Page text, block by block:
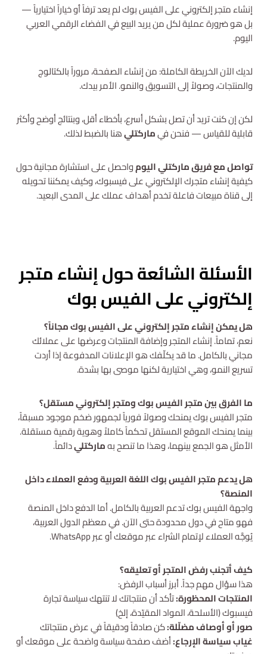
إنشاء متجر إلكتروني على الفيس بوك لم يعد ترفاً أو خياراً اختيارياً —
بل هو ضرورة عملية لكل من يريد البيع في الفضاء الرقمي العربي
اليوم.
لديك الآن الخريطة الكاملة: من إنشاء الصفحة، مروراً بالكتالوج
والمنتجات، وصولاً إلى التسويق والنمو. الأمر بيدك.
لكن إن كنت تريد أن تصل بشكل أسرع، بأخطاء أقل، وبنتائج أوضح وأكثر
قابلية للقياس — فنحن فيماركتليهنا بالضبط لذلك.
تواصل مع فريق ماركتلي اليومواحصل على استشارة مجانية حول
كيفية إنشاء متجرك الإلكتروني على فيسبوك، وكيف يمكننا تحويله
إلى قناة مبيعات فاعلة تخدم أهداف عملك على المدى البعيد.
الأسئلة الشائعة حول إنشاء متجر
إلكتروني على الفيس بوك
هل يمكن إنشاء متجر إلكتروني على الفيس بوك مجاناً؟
نعم، تماماً. إنشاء المتجر وإضافة المنتجات وعرضها على عملائك
مجاني بالكامل. ما قد يكلّفك هو الإعلانات المدفوعة إذا أردت
تسريع النمو، وهي اختيارية لكنها موصى بها بشدة.
ما الفرق بين متجر الفيس بوك ومتجر إلكتروني مستقل؟
متجر الفيس بوك يمنحك وصولاً فورياً لجمهور ضخم موجود مسبقاً،
بينما يمنحك الموقع المستقل تحكماً كاملاً وهوية رقمية مستقلة.
الأمثل هو الجمع بينهما، وهذا ما تنصح بهماركتليدائماً.
هل يدعم متجر الفيس بوك اللغة العربية ودفع العملاء داخل
المنصة؟
واجهة الفيس بوك تدعم العربية بالكامل. أما الدفع داخل المنصة
فهو متاح في دول محدودة حتى الآن. في معظم الدول العربية،
يُوجَّه العملاء لإتمام الشراء عبر موقعك أو عبر WhatsApp.
كيف أتجنب رفض المتجر أو تعليقه؟
هذا سؤال مهم جداً. أبرز أسباب الرفض:
المنتجات المحظورة:تأكد أن منتجاتك لا تنتهك سياسة تجارة
فيسبوك (الأسلحة، المواد المقيّدة، إلخ)
صور أو أوصاف مضلّلة:كن صادقاً ودقيقاً في عرض منتجاتك
غياب سياسة الإرجاع:أضف صفحة سياسة واضحة على موقعك أو